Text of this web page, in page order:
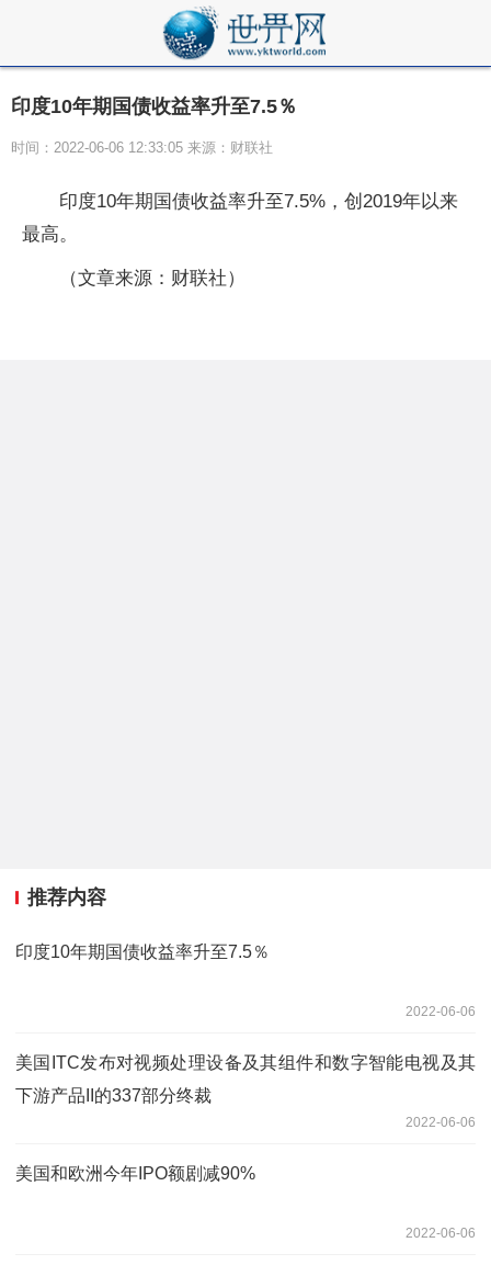
印度10年期国债收益率升至7.5％
时间：2022-06-06 12:33:05 来源：财联社
印度10年期国债收益率升至7.5%，创2019年以来
最高。
（文章来源：财联社）
推荐内容
印度10年期国债收益率升至7.5％
2022-06-06
美国ITC发布对视频处理设备及其组件和数字智能电视及其
下游产品II的337部分终裁
2022-06-06
美国和欧洲今年IPO额剧减90%
2022-06-06